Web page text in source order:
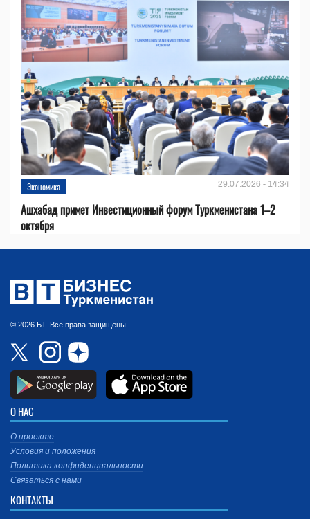
Экономика 29.07.2026 - 14:34
Ашхабад примет Инвестиционный форум Туркменистана 1–2
октября
© 2026 БТ. Все права защищены.
О НАС
О проекте
Условия и положения
Политика конфиденциальности
Связаться с нами
КОНТАКТЫ